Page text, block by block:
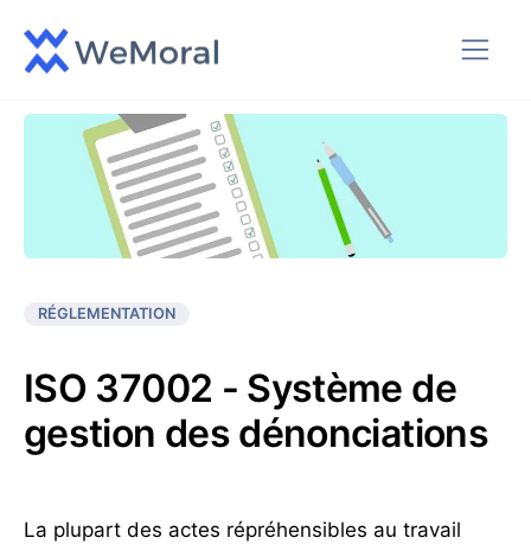
RÉGLEMENTATION
ISO 37002 - Système de
gestion des dénonciations
La plupart des actes répréhensibles au travail